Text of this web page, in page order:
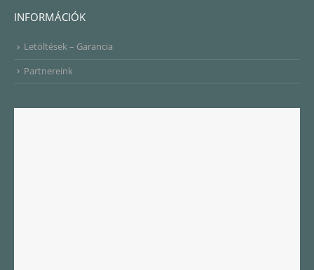
INFORMÁCIÓK
Letöltések – Garancia
Partnereink